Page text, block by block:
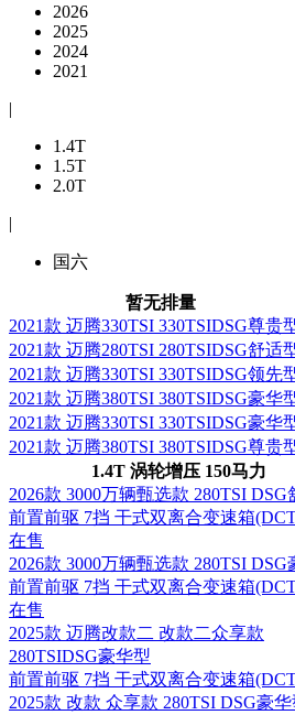
2026
2025
2024
2021
|
1.4T
1.5T
2.0T
|
国六
暂无排量
2021款 迈腾330TSI 330TSIDSG尊贵
2021款 迈腾280TSI 280TSIDSG舒适
2021款 迈腾330TSI 330TSIDSG领先
2021款 迈腾380TSI 380TSIDSG豪华
2021款 迈腾330TSI 330TSIDSG豪华
2021款 迈腾380TSI 380TSIDSG尊贵
1.4T 涡轮增压 150马力
2026款 3000万辆甄选款 280TSI DSG
前置前驱 7挡 干式双离合变速箱
在售
2026款 3000万辆甄选款 280TSI DSG
前置前驱 7挡 干式双离合变速箱
在售
2025款 迈腾改款二 改款二众享款
280TSIDSG豪华型
前置前驱 7挡 干式双离合变速箱
2025款 改款 众享款 280TSI DSG豪华